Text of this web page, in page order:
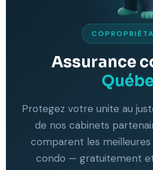
Assurance
Protegez votre unite au
de nos cabinets
comparent les
condo — gratuitement